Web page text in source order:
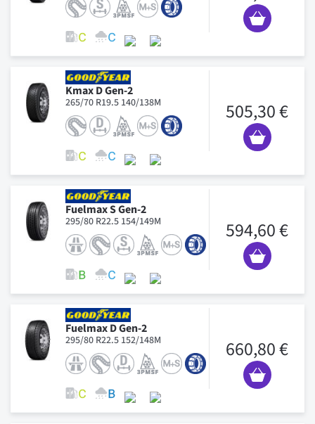
Kmax D Gen-2
265/70 R19.5 140/138M 505,30 €
Fuelmax S Gen-2
295/80 R22.5 154/149M 594,60 €
Fuelmax D Gen-2
295/80 R22.5 152/148M 660,80 €